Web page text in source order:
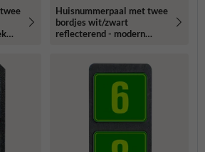
Huisnummerpaal met twee
bordjes wit/zwart
reflecterend - modern